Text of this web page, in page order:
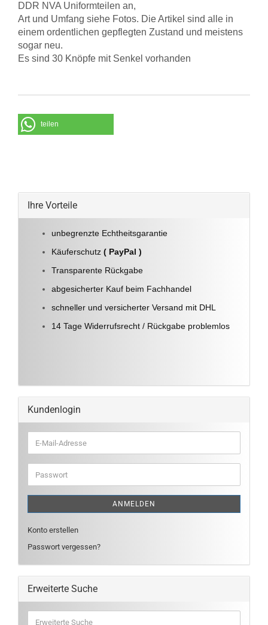
DDR NVA Uniformteilen an,
Art und Umfang siehe Fotos. Die Artikel sind alle in
einem ordentlichen gepflegten Zustand und meistens
sogar neu.
Es sind 30 Knöpfe mit Senkel vorhanden
teilen
Ihre Vorteile
unbegrenzte Echtheitsgarantie
Käuferschutz ( PayPal )
Transparente Rückgabe
abgesicherter Kauf beim Fachhandel
schneller und versicherter Versand mit DHL
14 Tage Widerrufsrecht / Rückgabe problemlos
Kundenlogin
E-
Mail-
Adresse
Passwort
ANMELDEN
Konto erstellen
Passwort vergessen?
Erweiterte Suche